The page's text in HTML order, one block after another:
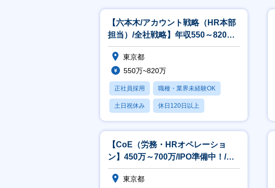
【六本木/アカウント戦略（HR本部
担当）/全社戦略】年収550～820万/
リモート・フレックス制度
東京都
550万~820万
正社員採用 職種・業界未経験OK
土日祝休み 休日120日以上
月残業20時間以内
【CoE（労務・HRオペレーショ
ン】450万～700万/IPO準備中！/リ
モート・フレックス制度あり
東京都